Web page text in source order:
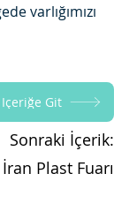
varlığımızı
İçeriğe Git
Sonraki İçerik:
Plast Fuarı